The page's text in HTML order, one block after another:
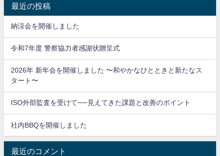
最近の投稿
納涼会を開催しました
令和7年度 警察協力者感謝状贈呈式
2026年 新年会を開催しました 〜和やかなひとときと新たなス
タート〜
ISO外部監査を受けて──見えてきた課題と改善のポイント
社内BBQを開催しました
最近のコメント